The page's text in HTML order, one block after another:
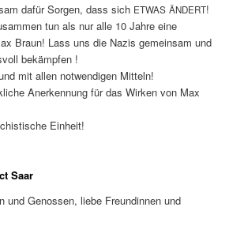
dafür Sor­gen, dass sich ETWAS ÄNDERT!
tun als nur alle 10 Jahre eine
Braun! Lass uns die Nazis gemein­sam und
bekämpfen !
mit allen notwendi­gen Mit­teln!
Anerken­nung für das Wirken von Max
Ein­heit!
Saar
und Genossen, liebe Fre­undin­nen und